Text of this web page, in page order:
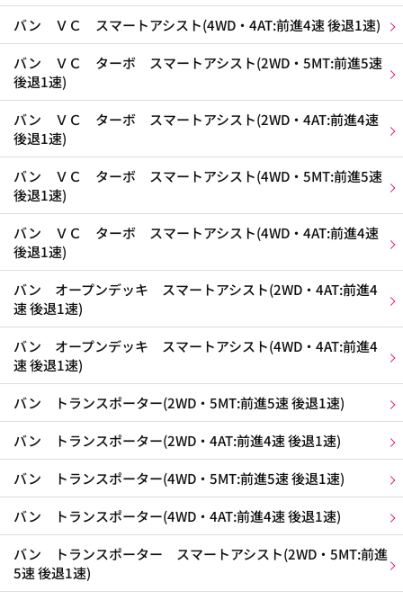
バン ＶＣ スマートアシスト(4WD・4AT:前進4速 後退1速)
バン ＶＣ ターボ スマートアシスト(2WD・5MT:前進5速
後退1速)
バン ＶＣ ターボ スマートアシスト(2WD・4AT:前進4速
後退1速)
バン ＶＣ ターボ スマートアシスト(4WD・5MT:前進5速
後退1速)
バン ＶＣ ターボ スマートアシスト(4WD・4AT:前進4速
後退1速)
バン オープンデッキ スマートアシスト(2WD・4AT:前進4
速 後退1速)
バン オープンデッキ スマートアシスト(4WD・4AT:前進4
速 後退1速)
バン トランスポーター(2WD・5MT:前進5速 後退1速)
バン トランスポーター(2WD・4AT:前進4速 後退1速)
バン トランスポーター(4WD・5MT:前進5速 後退1速)
バン トランスポーター(4WD・4AT:前進4速 後退1速)
バン トランスポーター スマートアシスト(2WD・5MT:前進
5速 後退1速)